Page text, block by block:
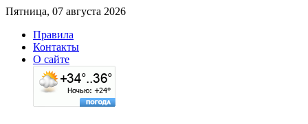
Пятница, 07 августа 2026
Правила
Контакты
О сайте